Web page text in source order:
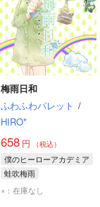
梅雨日和
ふわふわパレット /
HIRO*
658円 （税込）
僕のヒーローアカデミア
蛙吹梅雨
×：在庫なし